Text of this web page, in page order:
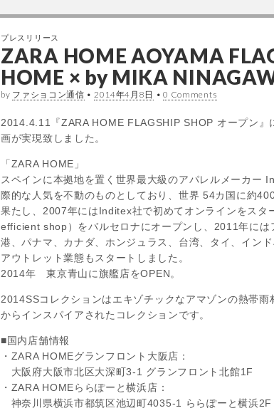
プレスリリース
ZARA HOME AOYAMA
HOME × by MIKA
by ファショコン通信 • 2014年4月8日 •0 Comments
2014.4.11『ZARA HOME FLAGSHIP SHOP オープン』
画が実現致しました。
「ZARA HOME」
スペインに本拠地を置く世界最大級のアパレルメーカー
際的な人気を不動のものとしており、世界 54カ国に約
果たし、2007年にはInditex社で初めてオンラインをス
efficient shop）をバルセロナにオープンし、2011年に
港、パナマ、カナダ、ホンジュラス、台湾、タイ、イン
アウトレット業態もスタートしました。
2014年 東京青山に旗艦店をOPEN。
2014SSコレクションはエキゾチックなアマゾンの熱帯
からインスパイアされたコレクションです。
■国内店舗情報
・ZARA HOMEグランフロント大阪店：
大阪府大阪市北区大深町3-1 グランフロント北館1F
・ZARA HOMEららぽーと横浜店：
神奈川県横浜市都筑区池辺町4035-1 ららぽーと横浜2F